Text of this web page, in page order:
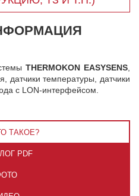
THERMOKON EASYSENS
датчики температуры, датчики
с LON-интерфейсом.
ТАКОЕ?
PDF